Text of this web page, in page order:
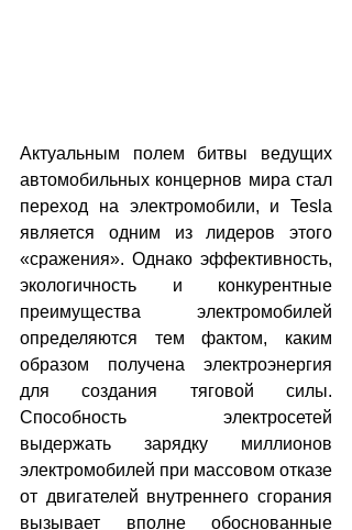
Актуальным полем битвы ведущих
автомобильных концернов мира стал
переход на электромобили, и Tesla
является одним из лидеров этого
«сражения». Однако эффективность,
экологичность и конкурентные
преимущества электромобилей
определяются тем фактом, каким
образом получена электроэнергия
для создания тяговой силы.
Способность электросетей
выдержать зарядку миллионов
электромобилей при массовом отказе
от двигателей внутреннего сгорания
вызывает вполне обоснованные